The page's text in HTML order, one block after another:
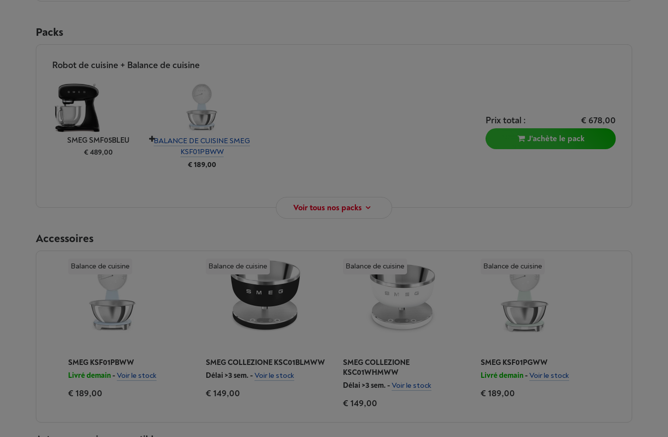
Packs
Robot de cuisine + Balance de cuisine
SMEG SMF05BLEU
€ 489,00
BALANCE DE CUISINE SMEG
KSF01PBWW
€ 189,00
Prix total : € 678,00
J'achète le pack
Voir tous nos packs
Accessoires
Balance de cuisine
SMEG KSF01PBWW
Livré demain- Voir le stock
€ 189,00
Balance de cuisine
SMEG COLLEZIONE KSC01BLMWW
Délai >3 sem. - Voir le stock
€ 149,00
Balance de cuisine
SMEG COLLEZIONE
KSC01WHMWW
Délai >3 sem. - Voir le stock
€ 149,00
Balance de cuisine
SMEG KSF01PGWW
Livré demain- Voir le stock
€ 189,00